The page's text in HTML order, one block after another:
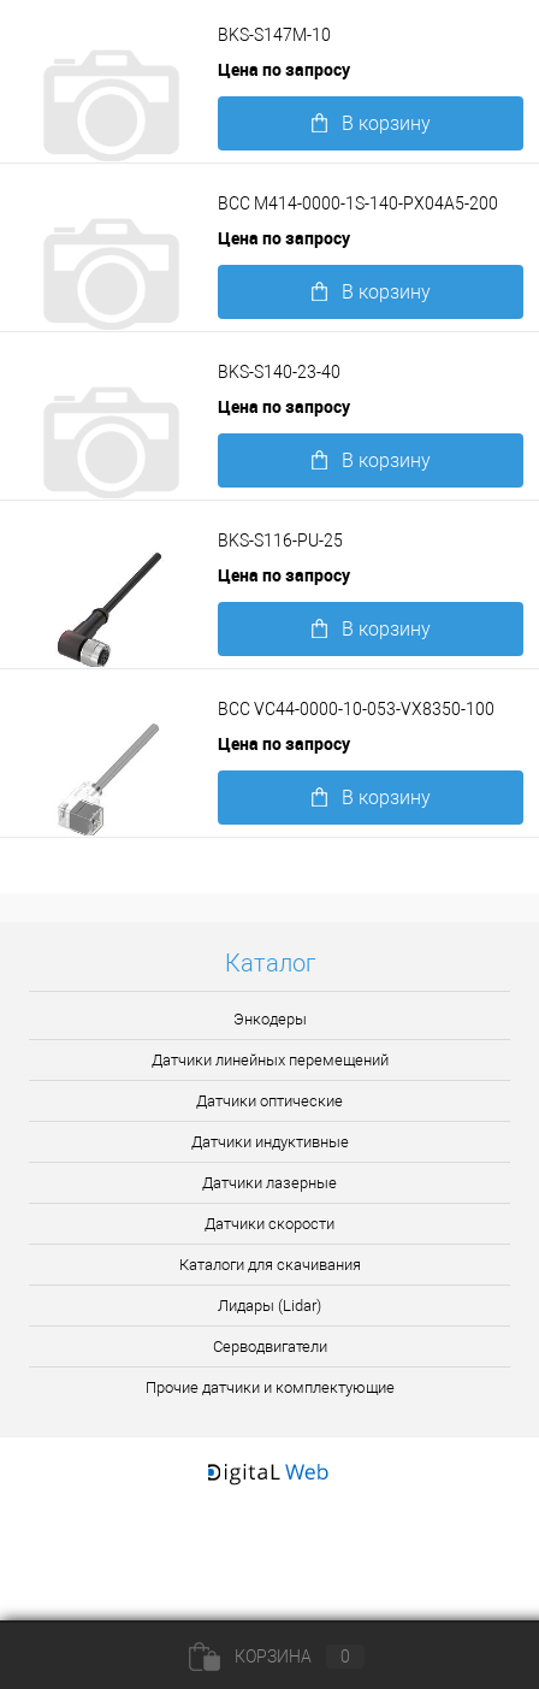
BKS-S147M-10
Цена по запросу
В корзину
BCC M414-0000-1S-140-PX04A5-200
Цена по запросу
В корзину
BKS-S140-23-40
Цена по запросу
В корзину
BKS-S116-PU-25
Цена по запросу
В корзину
BCC VC44-0000-10-053-VX8350-100
Цена по запросу
В корзину
Каталог
Энкодеры
Датчики линейных перемещений
Датчики оптические
Датчики индуктивные
Датчики лазерные
Датчики скорости
Каталоги для скачивания
Лидары (Lidar)
Серводвигатели
Прочие датчики и комплектующие
КОРЗИНА 0